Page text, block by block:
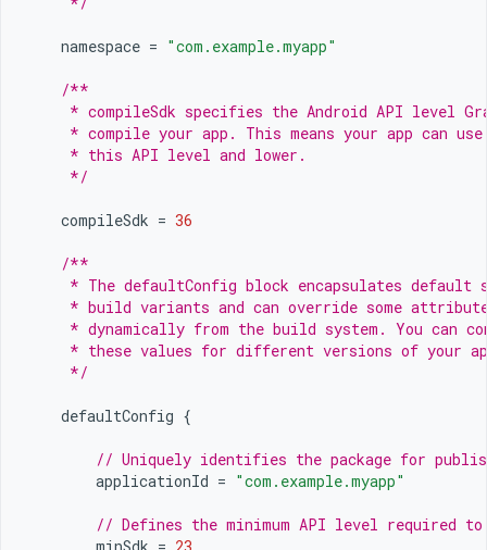
namespace = "com.example.myapp"
/**
* compileSdk specifies the Android API level
* compile your app. This means your app can
     * this API level and lower.
     */
compileSdk = 36
/**
* The defaultConfig block encapsulates default
* build variants and can override some
* dynamically from the build system. You can
* these values for different versions of your
     */
defaultConfig {
// Uniquely identifies the package for
applicationId = "com.example.myapp"
// Defines the minimum API level required
minSdk = 23